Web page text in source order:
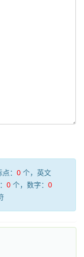
： 0 个，英文
0 个，数字： 0